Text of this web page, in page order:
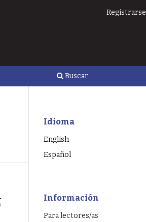
Buscar
Registrarse
Idioma
English
Español
Información
Para lectores/as